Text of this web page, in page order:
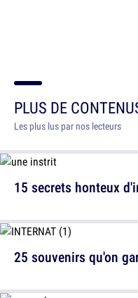
PLUS DE
Les plus lus par nos lecteurs
15 secrets honteux
25 souvenirs qu'on